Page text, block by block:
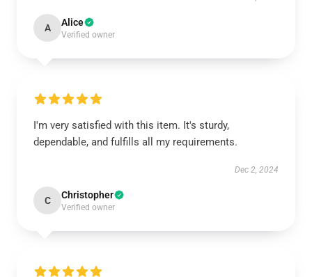
A Alice
Verified owner
I'm very satisfied with this item. It's sturdy,
dependable, and fulfills all my requirements.
Dec 2, 2024
C Christopher
Verified owner